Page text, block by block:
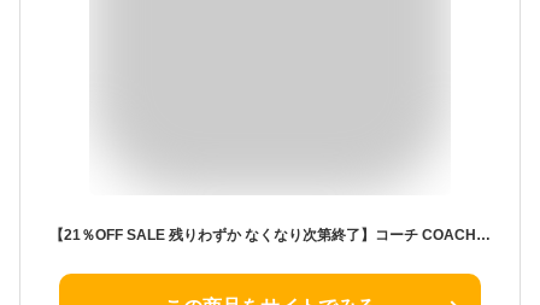
【21％OFF SALE 残りわずか なくなり次第終了】コーチ COACH バッグ CAL87 新作 かごバッグ 春夏バッグ トートバッグ ショルダーバッグ アウトレット 2025新作 ハドリー ターンロック トート バッグ トースト ブラック 正規品